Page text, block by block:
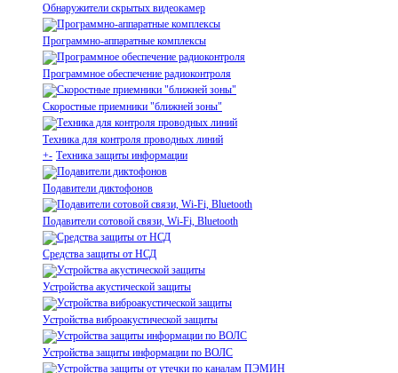
Обнаружители скрытых видеокамер
Программно-аппаратные комплексы
Программное обеспечение радиоконтроля
Скоростные приемники "ближней зоны"
Техника для контроля проводных линий
+- Техника защиты информации
Подавители диктофонов
Подавители сотовой связи, Wi-Fi, Bluetooth
Средства защиты от НСД
Устройства акустической защиты
Устройства виброакустической защиты
Устройства защиты информации по ВОЛС